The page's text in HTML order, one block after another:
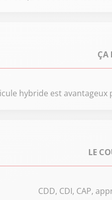
ÇA
hybride est
LE
CDD, CDI, CAP,